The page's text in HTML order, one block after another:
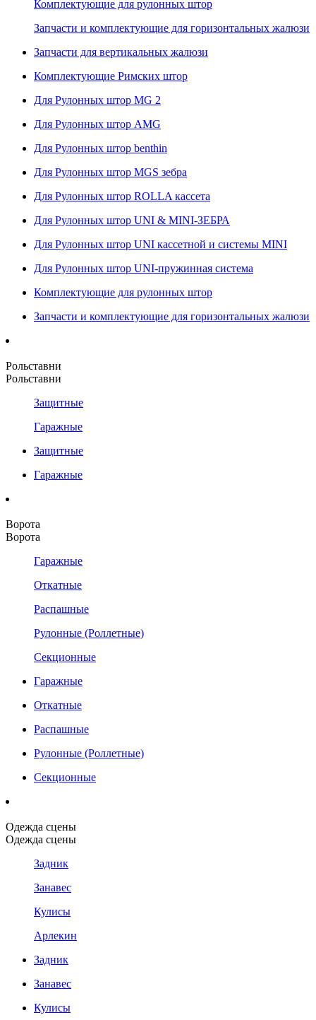
Комплектующие для рулонных штор
Запчасти и комплектующие для горизонтальных жалюзи
Запчасти для вертикальных жалюзи
Комплектующие Римских штор
Для Рулонных штор MG 2
Для Рулонных штор AMG
Для Рулонных штор benthin
Для Рулонных штор MGS зебра
Для Рулонных штор ROLLA кассета
Для Рулонных штор UNI & MINI-ЗЕБРА
Для Рулонных штор UNI кассетной и системы MINI
Для Рулонных штор UNI-пружинная система
Комплектующие для рулонных штор
Запчасти и комплектующие для горизонтальных жалюзи
Рольставни
Рольставни
Защитные
Гаражные
Защитные
Гаражные
Ворота
Ворота
Гаражные
Откатные
Распашные
Рулонные (Роллетные)
Секционные
Гаражные
Откатные
Распашные
Рулонные (Роллетные)
Секционные
Одежда сцены
Одежда сцены
Задник
Занавес
Кулисы
Арлекин
Задник
Занавес
Кулисы